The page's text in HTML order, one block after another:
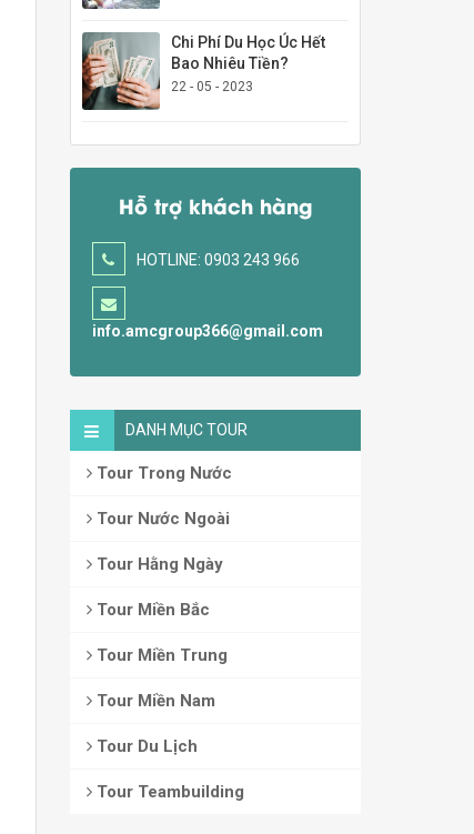
Chi Phí Du Học Úc Hết
Bao Nhiêu Tiền?
22 - 05 - 2023
Hỗ trợ khách hàng
HOTLINE: 0903 243 966
info.amcgroup366@gmail.com
DANH MỤC TOUR
Tour Trong Nước
Tour Nước Ngoài
Tour Hằng Ngày
Tour Miền Bắc
Tour Miền Trung
Tour Miền Nam
Tour Du Lịch
Tour Teambuilding